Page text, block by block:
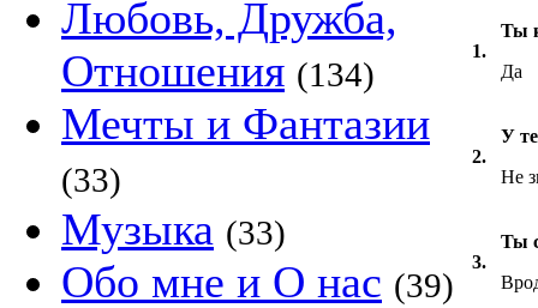
Любовь, Дружба,
Отношения (134)
Мечты и Фантазии
(33)
Музыка (33)
Обо мне и О нас (39)
1.
Ты
Да
2.
У
Не
3.
Ты